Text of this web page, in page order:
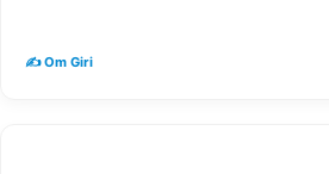
✍️ Om Giri